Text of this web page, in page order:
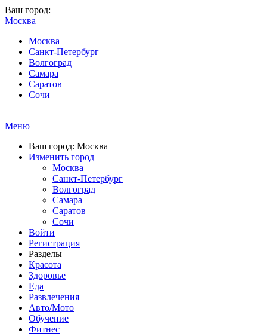
Ваш город:
Москва
Москва
Санкт-Петербург
Волгоград
Самара
Саратов
Сочи
Меню
Ваш город: Москва
Изменить город
Москва
Санкт-Петербург
Волгоград
Самара
Саратов
Сочи
Войти
Регистрация
Разделы
Красота
Здоровье
Еда
Развлечения
Авто/Мото
Обучение
Фитнес